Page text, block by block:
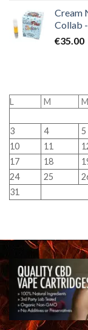
Cream
Collab
€35.00
L M M
3
4 5
10
11
17
18
24
25
31